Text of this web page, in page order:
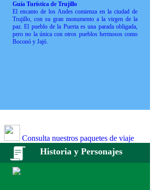
Guía Turística de Trujillo
El encanto de los Andes comienza en la ciudad de
Trujillo, con su gran monumento a la virgen de la
paz. El pueblo de la Puerta es una parada obligada,
pero no la única con otros pueblos hermosos como
Boconó y Jajó.
Consulta nuestros paquetes de viaje
Historia y Personajes